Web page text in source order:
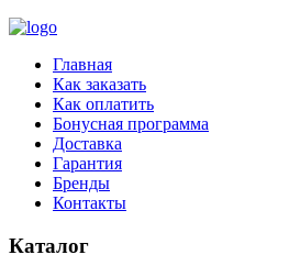
Главная
Как заказать
Как оплатить
Бонусная программа
Доставка
Гарантия
Бренды
Контакты
Каталог